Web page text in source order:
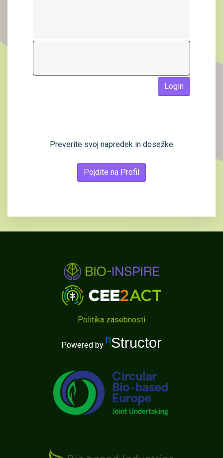
Login
Preverite svoj napredek in dosežke
Pojdite na Profil
Politika zasebnosti
Powered by nStructor